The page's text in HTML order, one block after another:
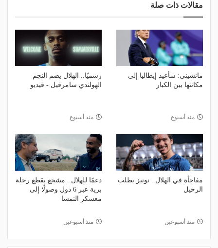
مقالات ذات صلة
مانشيني: سأعيد إيطاليا إلى
مكانتها بين الكبار
منذ أسبوع
رسميًا.. الهلال يضم النجم
الهولندي سامرفيل - فيديو
منذ أسبوع
مفاجأة في الهلال.. نونيز يطلب
الرحيل
منذ أسبوعين
دعمًا للهلال.. مشجع يقطع رحلة
برية عبر 6 دول وصولًا إلى
معسكر النمسا
منذ أسبوعين